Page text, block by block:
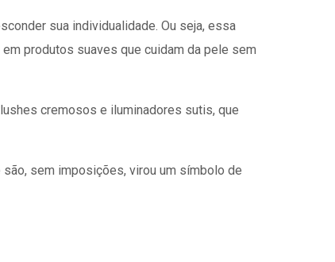
sua individualidade. Ou seja, essa
produtos suaves que cuidam da pele sem
cremosos e iluminadores sutis, que
sem imposições, virou um símbolo de